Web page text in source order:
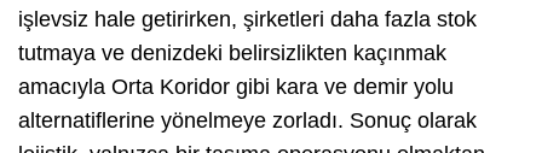
işlevsiz hale getirirken, şirketleri daha fazla stok
tutmaya ve denizdeki belirsizlikten kaçınmak
amacıyla Orta Koridor gibi kara ve demir yolu
alternatiflerine yönelmeye zorladı. Sonuç olarak